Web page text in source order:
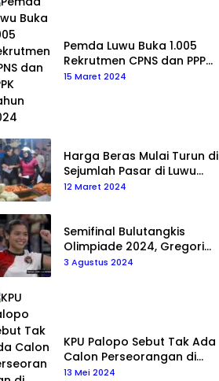
Pemda Luwu Buka 1.005
Rekrutmen CPNS dan PPPK
Tahun 2024
15 Maret 2024
Harga Beras Mulai Turun di
Sejumlah Pasar di Luwu
Utara
12 Maret 2024
Semifinal Bulutangkis
Olimpiade 2024, Gregoria
Mariska Tunjung Akan
3 Agustus 2024
KPU Palopo Sebut Tak Ada
Calon Perseorangan di
Pilkada 2024
13 Mei 2024